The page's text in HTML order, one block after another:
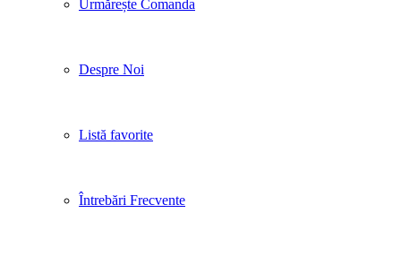
Urmărește Comanda
Despre Noi
Listă favorite
Întrebări Frecvente